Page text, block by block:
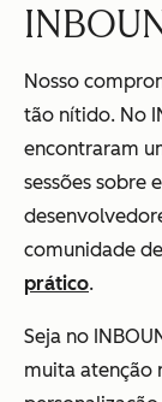
Nosso
tão nítido. No
encontraram
sessões sobre
comunidade
prático.
Seja no
muita atenção